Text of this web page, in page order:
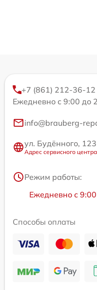
+7 (861) 212-36-12
Ежедневно с 9:00 до
info@brauberg-
ул. Будённого, 123
Адрес сервисного
Режим работы:
Ежедневно с
Способы оплаты